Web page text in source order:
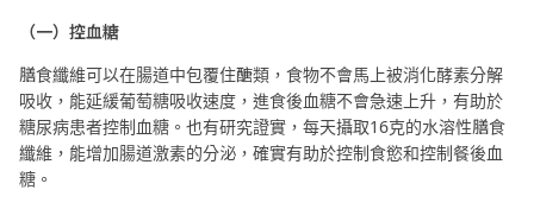
（一）控血糖
膳食纖維可以在腸道中包覆住醣類，食物不會馬上被消化酵素分解
吸收，能延緩葡萄糖吸收速度，進食後血糖不會急速上升，有助於
糖尿病患者控制血糖。也有研究證實，每天攝取16克的水溶性膳食
纖維，能增加腸道激素的分泌，確實有助於控制食慾和控制餐後血
糖。